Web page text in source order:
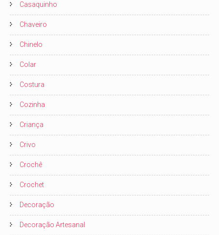
Casaquinho
Chaveiro
Chinelo
Colar
Costura
Cozinha
Criança
Crivo
Crochê
Crochet
Decoração
Decoração Artesanal